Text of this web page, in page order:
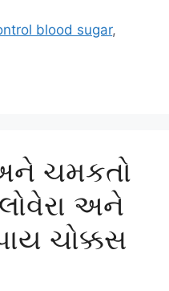
blood sugar,
ચમકતો
અને
ચોક્કસ